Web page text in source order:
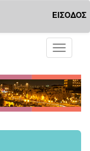
ΕΙΣΟΔΟΣ
Toggle